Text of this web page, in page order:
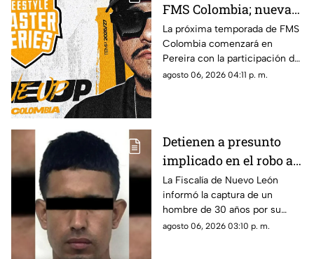
FMS Colombia; nueva
temporada ya tiene
fecha de inicio
La próxima temporada de FMS
Colombia comenzará en
Pereira con la participación del
mexicano Aczino y el regreso
agosto 06, 2026 04:11 p. m.
Detienen a presunto
implicado en el robo a
la casa de Karely Ruiz;
huellas dactilares
fueron clave
La Fiscalía de Nuevo León
informó la captura de un
hombre de 30 años por su
presunta participación en el
agosto 06, 2026 03:10 p. m.